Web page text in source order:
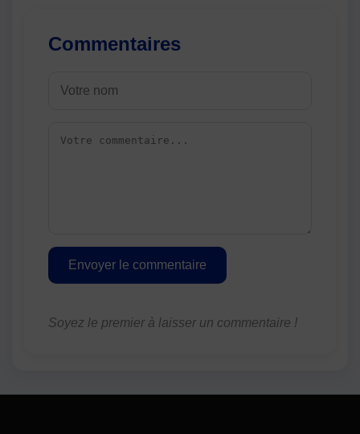
Commentaires
Envoyer le commentaire
Soyez le premier à laisser un commentaire !